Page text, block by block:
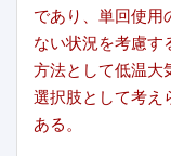
であり、単回使用
ない状況を考慮す
方法として低温大
選択肢として考え
ある。